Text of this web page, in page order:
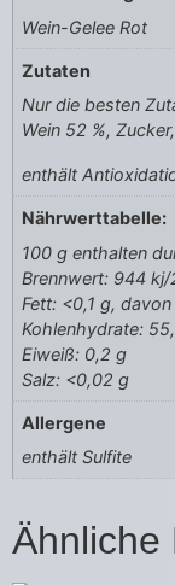
Wein-Gelee Rot
Zutaten
Nur die besten
Wein 52 %,
enthält
Nährwerttabelle:
100 g enthalten
Brennwert: 944
Fett: <0,1 g,
Kohlenhydrate:
Eiweiß: 0,2 g
Salz: <0,02 g
Allergene
enthält Sulfite
Ähnliche